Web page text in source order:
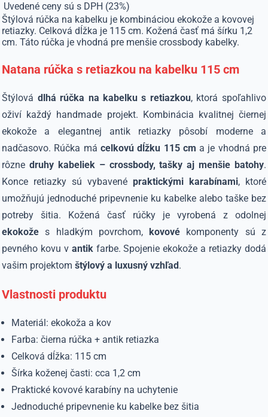
Uvedené ceny sú s DPH (23%)
Štýlová rúčka na kabelku je kombináciou ekokože a kovovej
retiazky. Celková dĺžka je 115 cm. Kožená časť má šírku 1,2
cm. Táto rúčka je vhodná pre menšie crossbody kabelky.
Natana rúčka s retiazkou na kabelku 115 cm
Štýlová dlhá rúčka na kabelku s retiazkou, ktorá spoľahlivo
oživí každý handmade projekt. Kombinácia kvalitnej čiernej
ekokože a elegantnej antik retiazky pôsobí moderne a
nadčasovo. Rúčka má celkovú dĺžku 115 cm a je vhodná pre
rôznedruhy kabeliek – crossbody, tašky aj menšie batohy.
Konce retiazky sú vybavené praktickými karabínami, ktoré
umožňujú jednoduché pripevnenie ku kabelke alebo taške bez
potreby šitia. Kožená časť rúčky je vyrobená z odolnej
ekokože s hladkým povrchom,kovové komponenty sú z
pevného kovu v antikfarbe. Spojenie ekokože a retiazky dodá
vašim projektomštýlový a luxusný vzhľad.
Vlastnosti produktu
Materiál: ekokoža a kov
Farba: čierna rúčka + antik retiazka
Celková dĺžka: 115 cm
Šírka koženej časti: cca 1,2 cm
Praktické kovové karabíny na uchytenie
Jednoduché pripevnenie ku kabelke bez šitia